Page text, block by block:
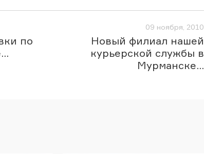
по
09 ноября, 2010
Новый филиал нашей
курьерской службы в
Мурманске...